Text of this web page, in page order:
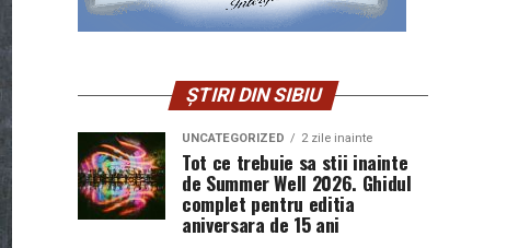
ȘTIRI DIN SIBIU
UNCATEGORIZED 2 zile inainte
Tot ce trebuie sa stii inainte
de Summer Well 2026. Ghidul
complet pentru editia
aniversara de 15 ani